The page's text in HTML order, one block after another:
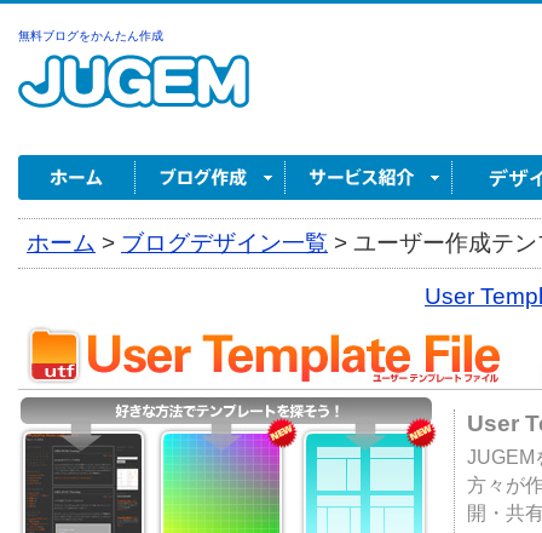
無料ブログをかんたん作成
ホーム > ブログデザイン一覧 > ユーザー作成テ
User
User
JUGEM
方々が
開・共